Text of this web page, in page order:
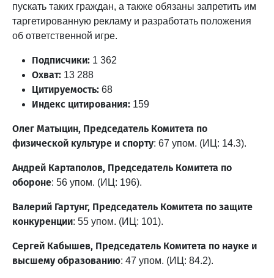
пускать таких граждан, а также обязаны запретить им
таргетированную рекламу и разработать положения
об ответственной игре.
Подписчики: 1 362
Охват: 13 288
Цитируемость: 68
Индекс цитирования: 159
Олег Матыцин, Председатель Комитета по
физической культуре и спорту: 67 упом. (ИЦ: 14.3).
Андрей Картаполов, Председатель Комитета по
обороне: 56 упом. (ИЦ: 196).
Валерий Гартунг, Председатель Комитета по защите
конкуренции: 55 упом. (ИЦ: 101).
Сергей Кабышев, Председатель Комитета по науке и
высшему образованию: 47 упом. (ИЦ: 84.2).